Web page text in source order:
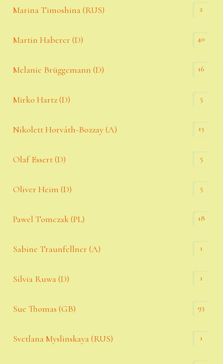
Marina Timoshina (RUS) 2
Martin Haberer (D) 40
Melanie Brüggemann (D) 16
Mirko Hartz (D) 5
Nikolett Horváth-Bozzay (A) 13
Olaf Essert (D) 5
Oliver Heim (D) 5
Pawel Tomczak (PL) 18
Sabine Traunfellner (A) 1
Silvia Ruwa (D) 1
Sue Thomas (GB) 93
Svetlana Myslinskaya (RUS) 1